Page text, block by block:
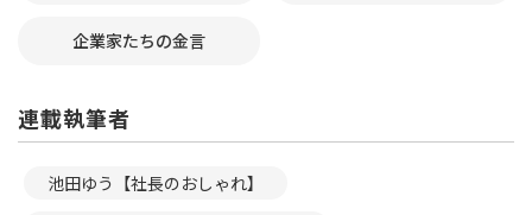
企業家たちの金言
連載執筆者
池田ゆう【社長のおしゃれ】